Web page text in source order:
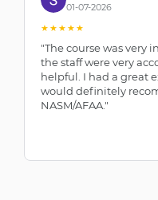
01-07-2026
★★★★★
"The course was very
the staff were very
helpful. I had a great
would definitely
NASM/AFAA."